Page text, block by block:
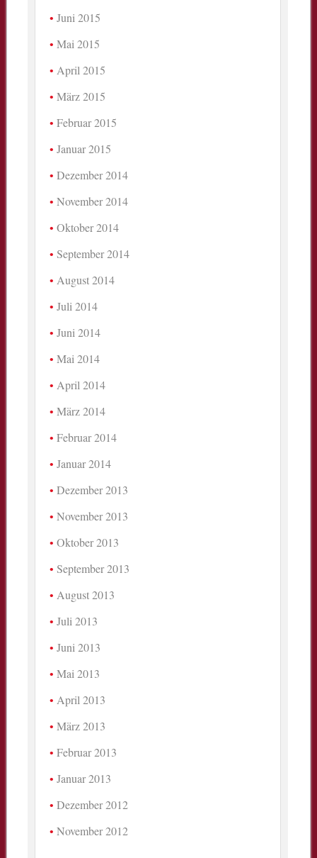
Juni 2015
Mai 2015
April 2015
März 2015
Februar 2015
Januar 2015
Dezember 2014
November 2014
Oktober 2014
September 2014
August 2014
Juli 2014
Juni 2014
Mai 2014
April 2014
März 2014
Februar 2014
Januar 2014
Dezember 2013
November 2013
Oktober 2013
September 2013
August 2013
Juli 2013
Juni 2013
Mai 2013
April 2013
März 2013
Februar 2013
Januar 2013
Dezember 2012
November 2012